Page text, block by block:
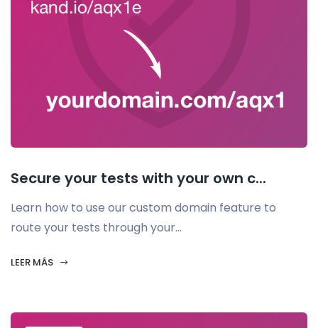
Secure your tests with your own c...
Learn how to use our custom domain feature to
route your tests through your...
LEER MÁS